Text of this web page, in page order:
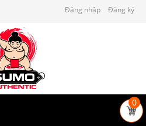
Đăng nhập Đăng ký
0